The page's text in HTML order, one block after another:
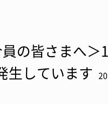
の皆さまへ＞
生しています